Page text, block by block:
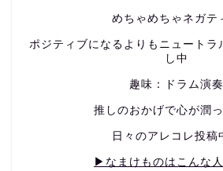
めちゃめちゃネガテ
ポジティブになるよりもニュートラ
し中
趣味：ドラム演奏
推しのおかげで心が潤
日々のアレコレ投稿
▶なまけものはこんな